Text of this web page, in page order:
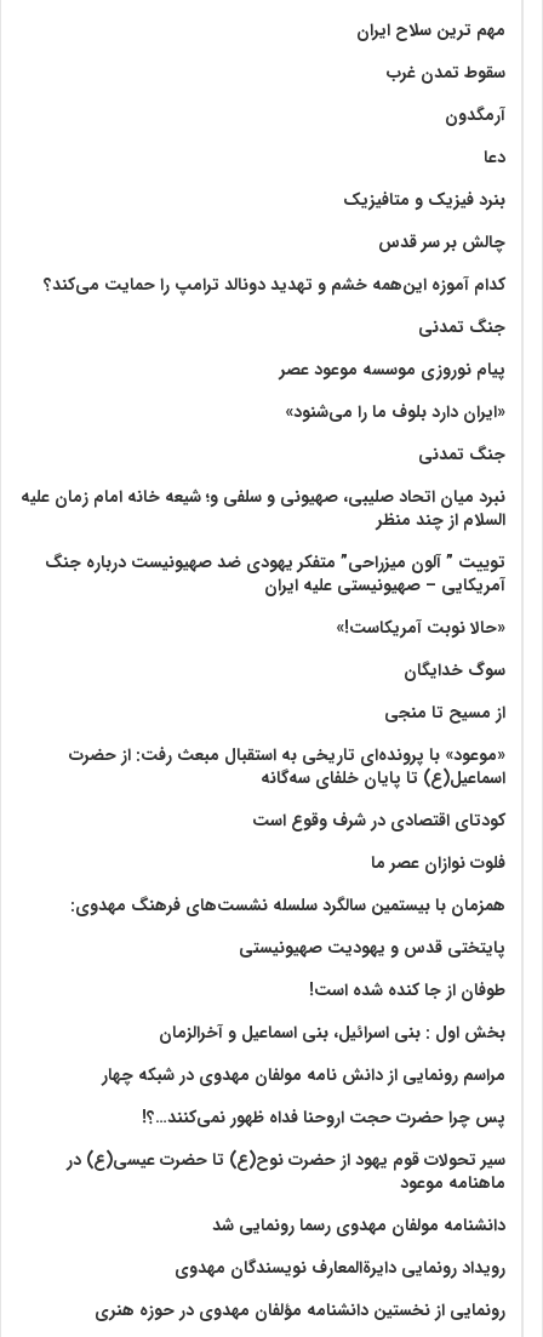
مهم ترین سلاح ایران
سقوط تمدن غرب
آرمگدون
دعا
بنرد فیزیک و متافیزیک
چالش بر سر قدس
کدام آموزه این‌همه خشم و تهدید دونالد ترامپ را حمایت می‌کند؟
جنگ تمدنی
پیام نوروزی موسسه موعود عصر
«ایران دارد بلوف ما را می‌شنود»
جنگ تمدنی
نبرد میان اتحاد صلیبی، صهیونی و سلفی و؛ شیعه خانه امام زمان علیه
السلام از چند منظر
توییت ” آلون میزراحی” متفکر یهودی ضد صهیونیست درباره جنگ
آمریکایی – صهیونیستی علیه ایران
«حالا نوبت آمریکاست!»
سوگ خدایگان
از مسیح تا منجی
«موعود» با پرونده‌ای تاریخی به استقبال مبعث رفت: از حضرت
اسماعیل(ع) تا پایان خلفای سه‌گانه
کودتای اقتصادی در شرف وقوع است
فلوت نوازان عصر ما
همزمان با بیستمین سالگرد سلسله نشست‌های فرهنگ مهدوی:‌
پایتختی قدس و یهودیت صهیونیستی
طوفان از جا کنده شده است!
بخش اول : بنی اسرائیل، بنی اسماعیل و آخرالزمان
مراسم رونمایی از دانش نامه مولفان مهدوی در شبکه چهار
پس چرا حضرت حجت اروحنا فداه ظهور نمی‌کنند…؟!
سیر تحولات قوم یهود از حضرت نوح(ع) تا حضرت عیسی(ع) در
ماهنامه موعود
دانشنامه مولفان مهدوی رسما رونمایی شد
رویداد رونمایی دایرةالمعارف نویسندگان مهدوی
رونمایی از نخستین دانشنامه مؤلفان مهدوی در حوزه هنری